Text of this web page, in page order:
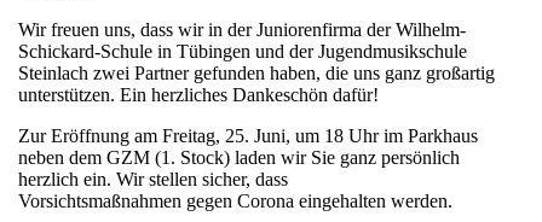
Wir freuen uns, dass wir in der Juniorenfirma der Wilhelm-
Schickard-Schule in Tübingen und der Jugendmusikschule
Steinlach zwei Partner gefunden haben, die uns ganz großartig
unterstützen. Ein herzliches Dankeschön dafür!
Zur Eröffnung am Freitag, 25. Juni, um 18 Uhr im Parkhaus
neben dem GZM (1. Stock) laden wir Sie ganz persönlich
herzlich ein. Wir stellen sicher, dass
Vorsichtsmaßnahmen gegen Corona eingehalten werden.